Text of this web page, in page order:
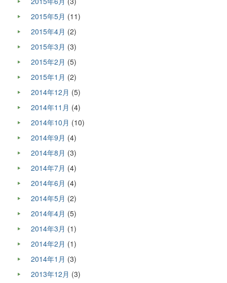
2015年5月 (11)
2015年4月 (2)
2015年3月 (3)
2015年2月 (5)
2015年1月 (2)
2014年12月 (5)
2014年11月 (4)
2014年10月 (10)
2014年9月 (4)
2014年8月 (3)
2014年7月 (4)
2014年6月 (4)
2014年5月 (2)
2014年4月 (5)
2014年3月 (1)
2014年2月 (1)
2014年1月 (3)
2013年12月 (3)